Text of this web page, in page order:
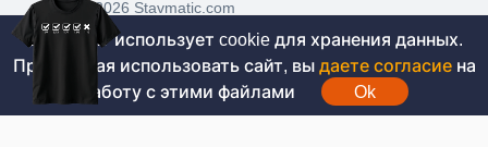
©2017-2026 Stavmatic.com
Для лиц старше 18 лет. На сайте не
проводятся игры на денежные средства, вся
Этот сайт использует cookie для хранения данных.
Продолжая использовать сайт, вы даете согласие на
работу с этими файлами
Ok